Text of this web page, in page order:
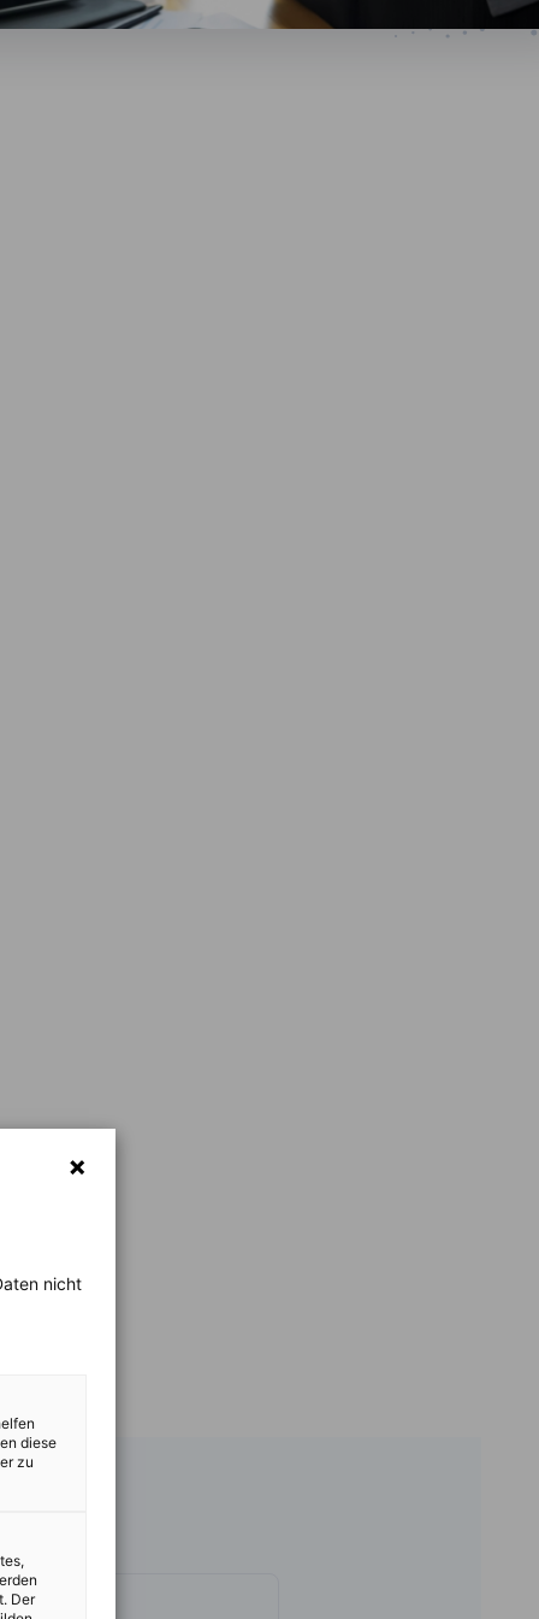
nicht
diese
zu
Der